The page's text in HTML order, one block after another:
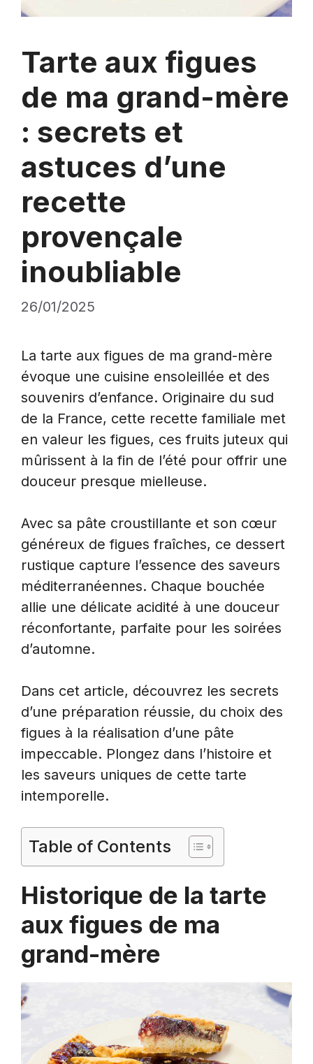
Tarte aux figues
de ma grand-mère
: secrets et
astuces d’une
recette
provençale
inoubliable
26/01/2025
La tarte aux figues de ma grand-mère
évoque une cuisine ensoleillée et des
souvenirs d’enfance. Originaire du sud
de la France, cette recette familiale met
en valeur les figues, ces fruits juteux qui
mûrissent à la fin de l’été pour offrir une
douceur presque mielleuse.
Avec sa pâte croustillante et son cœur
généreux de figues fraîches, ce dessert
rustique capture l’essence des saveurs
méditerranéennes. Chaque bouchée
allie une délicate acidité à une douceur
réconfortante, parfaite pour les soirées
d’automne.
Dans cet article, découvrez les secrets
d’une préparation réussie, du choix des
figues à la réalisation d’une pâte
impeccable. Plongez dans l’histoire et
les saveurs uniques de cette tarte
intemporelle.
Table of Contents
Historique de la tarte
aux figues de ma
grand-mère